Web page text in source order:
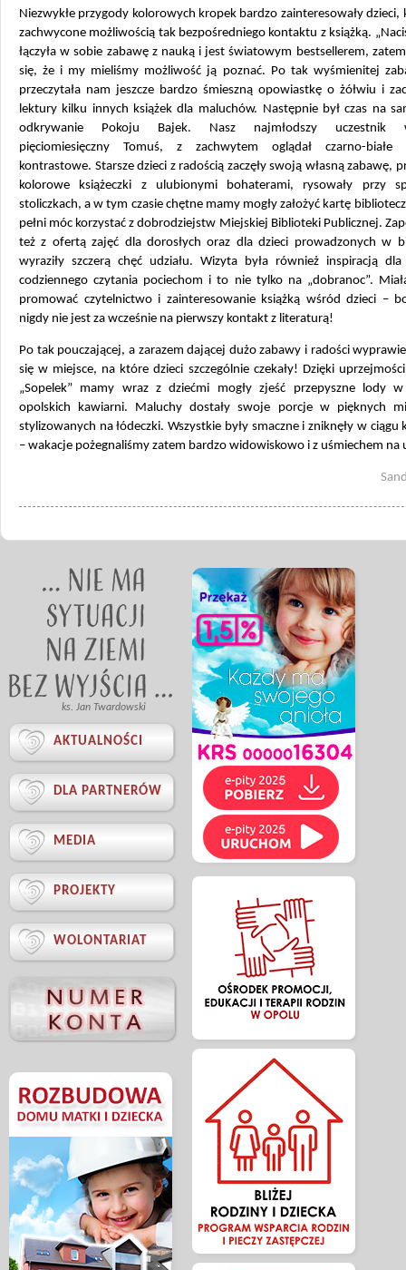
Niezwykłe przygody kolorowych kropek bardzo zainteresowały dzieci,
zachwycone możliwością tak bezpośredniego kontaktu z książką.
łączyła w sobie zabawę z nauką i jest światowym bestsellerem,
się, że i my mieliśmy możliwość ją poznać. Po tak wyśmienitej
przeczytała nam jeszcze bardzo śmieszną opowiastkę o żółwiu i
lektury kilku innych książek dla maluchów. Następnie był czas na
odkrywanie Pokoju Bajek. Nasz najmłodszy uczestnik
pięciomiesięczny Tomuś, z zachwytem oglądał czarno-białe
kontrastowe. Starsze dzieci z radością zaczęły swoją własną zabawę,
kolorowe książeczki z ulubionymi bohaterami, rysowały przy
stoliczkach, a w tym czasie chętne mamy mogły założyć kartę
pełni móc korzystać z dobrodziejstw Miejskiej Biblioteki Publicznej.
też z ofertą zajęć dla dorosłych oraz dla dzieci prowadzonych w
wyraziły szczerą chęć udziału. Wizyta była również inspiracją
codziennego czytania pociechom i to nie tylko na „dobranoc”.
promować czytelnictwo i zainteresowanie książką wśród dzieci –
nigdy nie jest za wcześnie na pierwszy kontakt z literaturą!
Po tak pouczającej, a zarazem dającej dużo zabawy i radości
się w miejsce, na które dzieci szczególnie czekały! Dzięki
„Sopelek” mamy wraz z dziećmi mogły zjeść przepyszne lody
opolskich kawiarni. Maluchy dostały swoje porcje w pięknych
stylizowanych na łódeczki. Wszystkie były smaczne i zniknęły w ciągu
– wakacje pożegnaliśmy zatem bardzo widowiskowo i z uśmiechem na
ks. Jan Twardowski
 AKTUALNOŚCI
 DLA PARTNERÓW
 MEDIA
 PROJEKTY
 WOLONTARIAT